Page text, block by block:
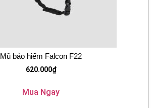
Mũ bảo hiểm Falcon F22
620.000₫
Mua Ngay